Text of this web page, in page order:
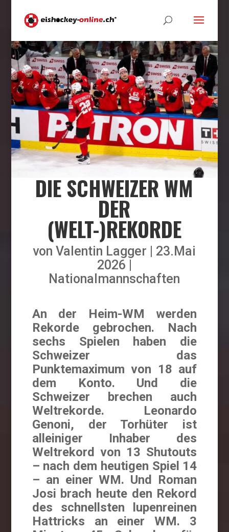
DIE SCHWEIZER WM
DER
(WELT-)REKORDE
vonValentin Lagger
23.Mai
2026
Nationalmannschaften
An der Heim-WM werden
Rekorde gebrochen. Nach
sechs Spielen haben die
Schweizer das
Punktemaximum von 18 auf
dem Konto. Und die
Schweizer brechen auch
Weltrekorde. Leonardo
Genoni, der Torhüter ist
alleiniger Inhaber des
Weltrekord von 13 Shutouts
– nach dem heutigen Spiel 14
– an einer WM. Und Roman
Josi brach heute den Rekord
des schnellsten lupenreinen
Hattricks an einer WM. 3